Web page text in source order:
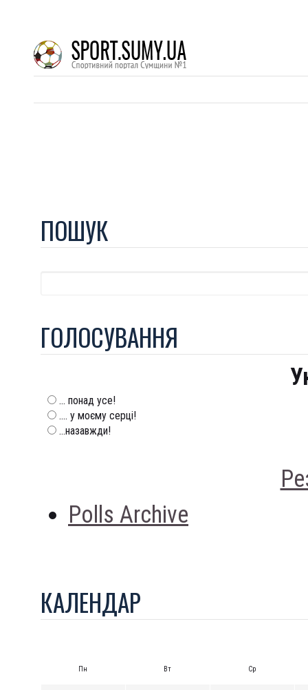
ПОШУК
ГОЛОСУВАННЯ
... понад усе!
.... у моєму серці!
...назавжди!
Polls Archive
КАЛЕНДАР
Пн Вт Ср